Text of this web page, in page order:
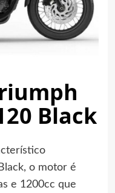
Black
o motor é
e 1200cc que